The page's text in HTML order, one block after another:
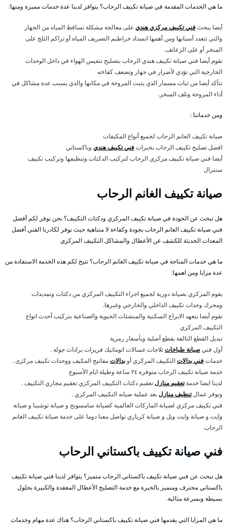
ما هي الخدمات المقدمة في صيانة تكييف الرحاب؟ يتوافر لدينا عدة خدمات مميزة ومنها:
أيضا يبحثفني تكييف مركزي هندي على معالجة مشكلة تساقط المياه من الجهاز
والتي تتعدد أسبابها ومن أهمها انسداد خراطيم التصريف المياه أو تراكم الثلج على
المبخر أو على الزعانف.
نقوم أيضا فني صيانة تكييف هندي الرحاب بتصليح تنفيس الهواء في داخل الوحدات
الخارجية التي تؤدي لأضرار في جهاز وتضعف كفاءته
نتأكد أيضا من ثبات مسمار الذي يثبت المروحة في مكانها والذي يسبب عدة مشاكل في
أداء المروحة وتلف المبخر.
ومن خدماتنا :
صيانة تكييف الغانم الرحاب لجميع أنواع المكيفات
افضل تصليح تكييف الرحاب بخبراتفني تكييف هندي وباكستاني
أيضا فني صيانة تكييف مركزي الرحاب لتركيب الدكتات وتنظيفها وتركيب تكييف
سنترال
صيانة تكييف الغانم الرحاب
هل تبحث عن الجودة في صيانة تكييف المركزي ودكتات التكييف؟ نحن نوفر لكم أفضل
فني صيانة تكييف الغانم الرحاب بجودة وكفاءة لا متناهية حيث نوفر لكادرنا الفني أفضل
المعدات الحديثة للكشف عن الأعطال والمشاكل التكييف المركزي
ما هي خدمات المتاحة في صيانة تكييف الغانم الرحاب؟ تتيح لكم هذه الخدمة الاستفادة من
عدة مزايا ومن اهمها:
يقوم المركزي بصيانة دورية لجميع اجزاء التكييف المركزي من دكتات وتمديدات
ومحرك وحدات تكييف الداخلي والخارجي وغيرها.
نقوم أيضا بتعهد الابراج السكنية والمنشئات الحيوية والصناعية بتركيب أحدث انواع
التكييف المركزي
تبديل القطع التالفة بقطع أصلية وبأسعار رمزية
أول فنيصيانة طباخاتثلاجات غسالات اتوماتيك فريزات برادات جولة .
خدماتفني بدالاتالتكييف المركزي أو بدالاتمفاتيح المكيف ووحدات تكييف مركزى .
خدمة صيانة تكييف الرحاب متوفرة ٢٤ ساعة وطيلة ايام الأسبوع
لدينا ايضا خدمةتعقيم منازلتعقيم دكتات التكييف المركزي تعقيم مجاري التكييف .
ونوفر عمالتنظيف منازلبعد عملية صيانه التكييف المركزي .
فني تكييف مركزي لصيانة الماركات العالمية كصيانة سامسونج و صيانة توشيبا و صيانة
وايت و صيانة وايت ويل و صيانة كريازي تواصل معنا دوما على خدمة صيانة تكييف الغانم
الرحاب
فني صيانة تكييف باكستاني الرحاب
هل تبحث عن فني صيانة تكييف باكستاني الرحاب متميز؟ يتوافر لدينا فني صيانة تكييف
باكستاني محترف ومتميز بالخبرة مع خدمة التصليح الأعطال المعقدة والكبيرة بحلول
بسيطة وبسرعة مثالية.
ما هي المزايا التي يقدمها فني صيانة تكييف باكستاني الرحاب؟ هناك عدة مهام وخدمات